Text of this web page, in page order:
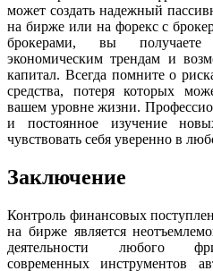
может создать надежный
на бирже или на форекс с
брокерами, вы
экономическим трендам и
капитал. Всегда помните о
средства, потеря которых
вашем уровне жизни.
и постоянное изучение
чувствовать себя уверенно в
Заключение
Контроль финансовых
на бирже является
деятельности любого
современных инструментов